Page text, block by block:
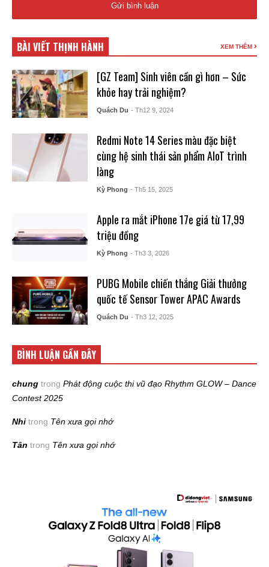
BÀI VIẾT THỊNH HÀNH XEM THÊM
[GZ Team] Sinh viên cần gì hơn – Sức
khỏe hay trải nghiệm?
Quách Du - Th12 9, 2024
Redmi Note 14 Series màu đặc biệt
cùng hệ sinh thái sản phẩm AIoT trình
làng
Kỳ Phong - Th5 15, 2025
Apple ra mắt iPhone 17e giá từ 17,99
triệu đồng
Kỳ Phong - Th3 3, 2026
PUBG Mobile chiến thắng Giải thưởng
quốc tế Sensor Tower APAC Awards
Quách Du - Th3 12, 2025
BÌNH LUẬN GẦN ĐÂY
chung trong Phát động cuộc thi vũ đạo Rhythm GLOW – Dance
Contest 2025
Nhi trong Tên xưa gọi nhớ
Tân trong Tên xưa gọi nhớ